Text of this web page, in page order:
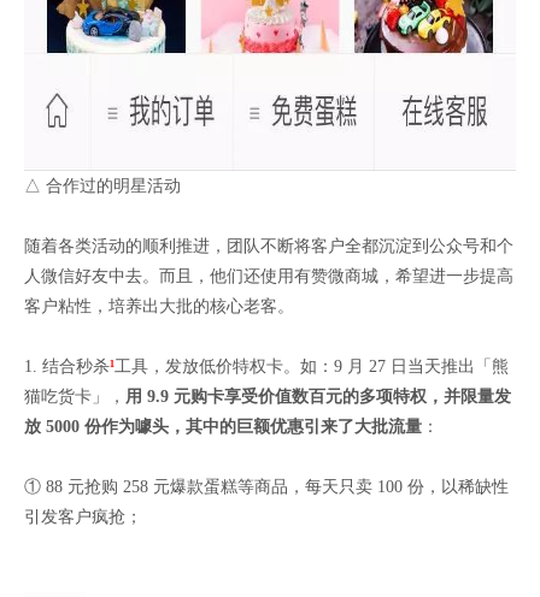
△ 合作过的明星活动
随着各类活动的顺利推进，团队不断将客户全都沉淀到公众号和个
人微信好友中去。而且，他们还使用有赞微商城，希望进一步提高
客户粘性，培养出大批的核心老客。
1. 结合秒杀¹工具，发放低价特权卡。如：9 月 27 日当天推出「熊
猫吃货卡」， 用 9.9 元购卡享受价值数百元的多项特权，并限量发
放 5000 份作为噱头，其中的巨额优惠引来了大批流量 ：
① 88 元抢购 258 元爆款蛋糕等商品，每天只卖 100 份，以稀缺性
引发客户疯抢；